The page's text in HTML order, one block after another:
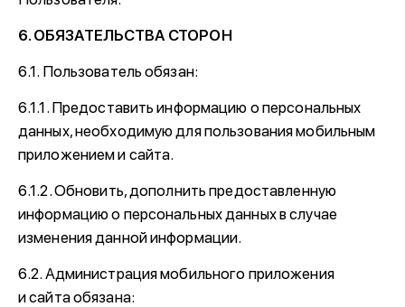
6. ОБЯЗАТЕЛЬСТВА СТОРОН
6.1. Пользователь обязан:
6.1.1. Предоставить информацию о персональных
данных, необходимую для пользования мобильным
приложением и сайта.
6.1.2. Обновить, дополнить предоставленную
информацию о персональных данных в случае
изменения данной информации.
6.2. Администрация мобильного приложения
и сайта обязана: